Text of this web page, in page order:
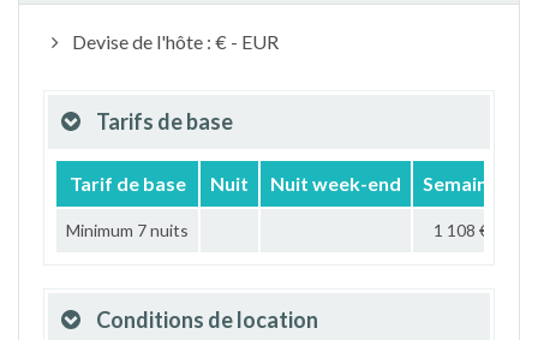
Devise de l'hôte : € - EUR
Tarifs de base
Tarif de base Nuit Nuit week-end Semaine
Minimum 7 nuits 1 108 €
Conditions de location